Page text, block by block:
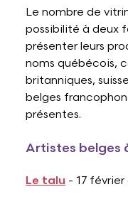
Le nombre de
possibilité à deux
présenter leurs
noms québécois,
britanniques,
belges
présentes.
Artistes belges
Le talu - 17